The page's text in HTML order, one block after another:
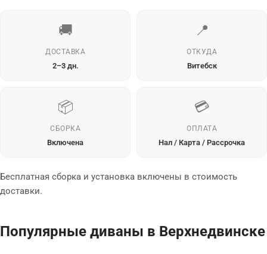
🚚
ДОСТАВКА
2–3 дн.
📍
ОТКУДА
Витебск
📦
СБОРКА
Включена
💳
ОПЛАТА
Нал / Карта / Рассрочка
Бесплатная сборка и установка включены в стоимость
доставки.
Популярные диваны в Верхнедвинске